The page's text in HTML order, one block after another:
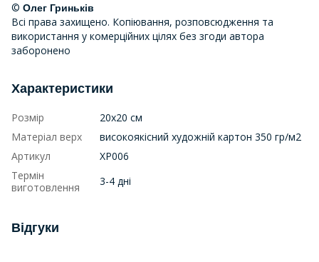
© Олег Гриньків
Всі права захищено. Копіювання, розповсюдження та
використання у комерційних цілях без згоди автора
заборонено
Характеристики
Розмір
20х20 см
Матеріал верх
високоякісний художній картон 350 гр/м2
Артикул
ХР006
Термін
виготовлення
3-4 дні
Відгуки